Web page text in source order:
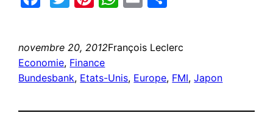
novembre 20, 2012François Leclerc
Economie, Finance
Bundesbank, Etats-Unis, Europe, FMI, Japon